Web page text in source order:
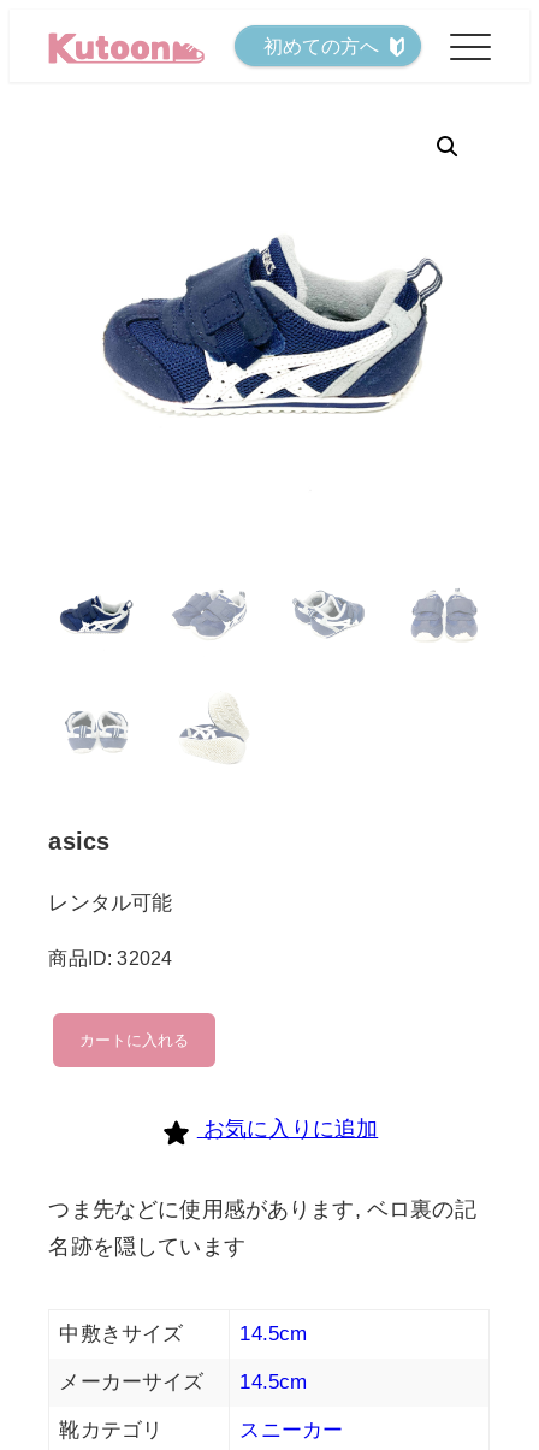
初めての方へ
asics
レンタル可能
商品ID: 32024
asics
個
カートに入れる
お気に入りに追加
つま先などに使用感があります, ベロ裏の記
名跡を隠しています
中敷きサイズ 14.5cm
メーカーサイズ 14.5cm
靴カテゴリ スニーカー